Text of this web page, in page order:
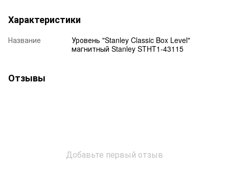
Характеристики
Название
Уровень "Stanley Classic Box Level"
магнитный Stanley STHT1-43115
Отзывы
Добавьте первый отзыв